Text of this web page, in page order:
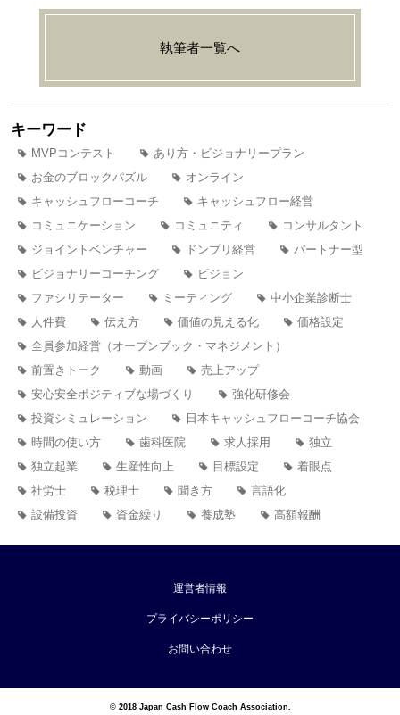
執筆者一覧へ
キーワード
MVPコンテスト
あり方・ビジョナリープラン
お金のブロックパズル
オンライン
キャッシュフローコーチ
キャッシュフロー経営
コミュニケーション
コミュニティ
コンサルタント
ジョイントベンチャー
ドンブリ経営
パートナー型
ビジョナリーコーチング
ビジョン
ファシリテーター
ミーティング
中小企業診断士
人件費
伝え方 価値の見える化
価格設定
全員参加経営（オープンブック・マネジメント）
前置きトーク
動画
売上アップ
安心安全ポジティブな場づくり
強化研修会
投資シミュレーション
日本キャッシュフローコーチ協会
時間の使い方
歯科医院 求人採用
独立
独立起業
生産性向上 目標設定
着眼点
社労士
税理士 聞き方
言語化
設備投資
資金繰り 養成塾 高額報酬
運営者情報
プライバシーポリシー
お問い合わせ
© 2018 Japan Cash Flow Coach Association.